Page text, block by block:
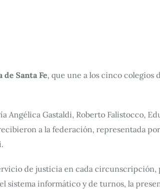
de Santa Fe, que une a los cinco
Gastaldi, Roberto Falistocco,
a la federación, representada
de justicia en cada circunscripción,
sistema informático y de turnos, la